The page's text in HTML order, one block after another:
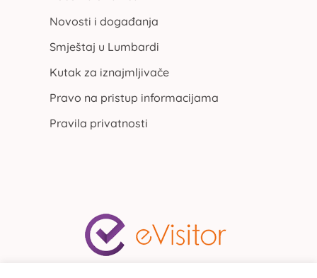
Novosti i događanja
Smještaj u Lumbardi
Kutak za iznajmljivače
Pravo na pristup informacijama
Pravila privatnosti